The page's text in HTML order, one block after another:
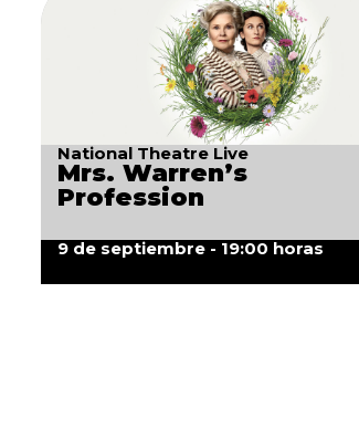
National Theatre Live
Mrs. Warren’s
Profession
9 de septiembre - 19:00 horas